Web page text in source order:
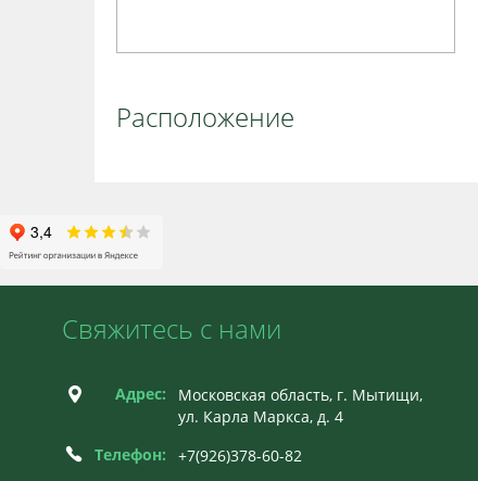
Расположение
Свяжитесь с нами
Адрес:
Московская область, г. Мытищи,
ул. Карла Маркса, д. 4
Телефон:
+7(926)378-60-82